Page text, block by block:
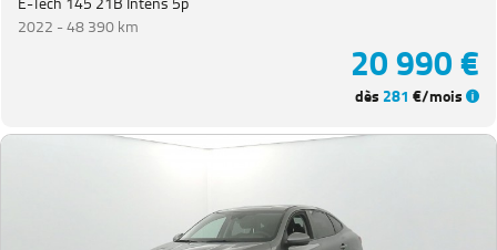
2022 -48 390 km
20 990 €
dès 281 €/mois